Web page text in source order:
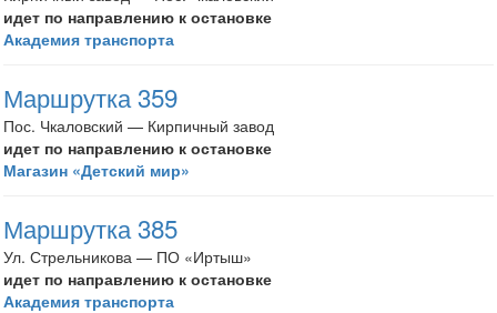
идет по направлению к остановке
Академия транспорта
Маршрутка 359
Пос. Чкаловский — Кирпичный завод
идет по направлению к остановке
Магазин «Детский мир»
Маршрутка 385
Ул. Стрельникова — ПО «Иртыш»
идет по направлению к остановке
Академия транспорта